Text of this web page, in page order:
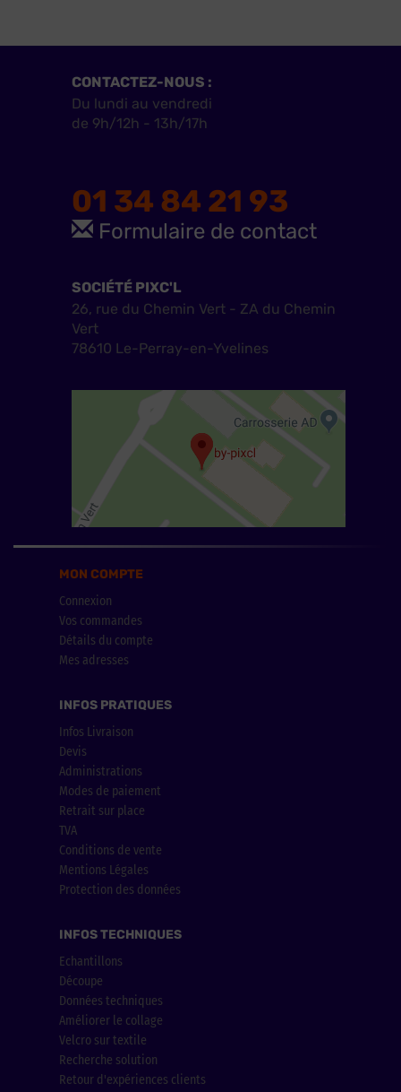
CONTACTEZ-NOUS :
Du lundi au vendredi
de 9h/12h - 13h/17h
01 34 84 21 93
Formulaire de contact
SOCIÉTÉ PIXC'L
26, rue du Chemin Vert - ZA du Chemin
Vert
78610 Le-Perray-en-Yvelines
MON COMPTE
Connexion
Vos commandes
Détails du compte
Mes adresses
INFOS PRATIQUES
Infos Livraison
Devis
Administrations
Modes de paiement
Retrait sur place
TVA
Conditions de vente
Mentions Légales
Protection des données
INFOS TECHNIQUES
Echantillons
Découpe
Données techniques
Améliorer le collage
Velcro sur textile
Recherche solution
Retour d'expériences clients